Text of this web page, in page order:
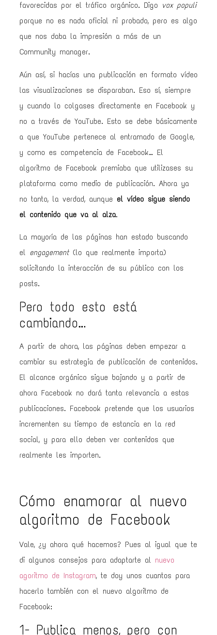
favorecidas por el tráfico orgánico. Digo vox populi
porque no es nada oficial ni probado, pero es algo
que nos daba la impresión a más de un
Community manager.
Aún así, si hacías una publicación en formato vídeo
las visualizaciones se disparaban. Eso sí, siempre
y cuando lo colgases directamente en Facebook y
no a través de YouTube. Esto se debe básicamente
a que YouTube pertenece al entramado de Google,
y como es competencia de Facebook… El
algoritmo de Facebook premiaba que utilizases su
plataforma como medio de publicación. Ahora ya
no tanto, la verdad, aunque el vídeo sigue siendo
el contenido que va al alza.
La mayoría de las páginas han estado buscando
el engagement(lo que realmente importa)
solicitando la interacción de su público con los
posts.
Pero todo esto está
cambiando…
A partir de ahora, las páginas deben empezar a
cambiar su estrategia de publicación de contenidos.
El alcance orgánico sigue bajando y a partir de
ahora Facebook no dará tanta relevancia a estas
publicaciones. Facebook pretende que los usuarios
incrementen su tiempo de estancia en la red
social, y para ello deben ver contenidos que
realmente les importen.
Cómo enamorar al nuevo
algoritmo de Facebook
Vale, ¿y ahora qué hacemos? Pues al igual que te
di algunos consejos para adaptarte al nuevo
agoritmo de Instagram, te doy unos cuantos para
hacerlo también con el nuevo algoritmo de
Facebook:
1- Publica menos, pero con